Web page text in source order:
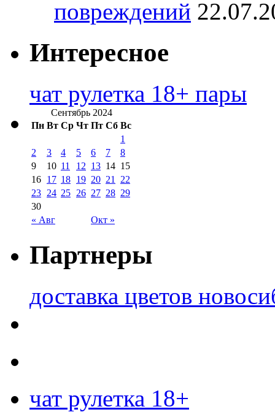
повреждений
Интересное
чат рулетка 18+ пары
Сентябрь 2024
Пн Вт Ср Чт Пт Сб Вс
« Авг Окт »
1
2
3 4 5 6 7
8
9
10 11 12 13 14 15
16 17 18 19 20 21
22
23 24 25 26 27 28 29
30
Партнеры
доставка цветов
чат рулетка 18+